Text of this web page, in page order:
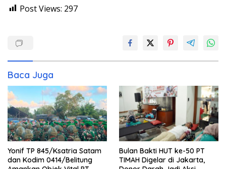
Post Views: 297
Baca Juga
Yonif TP 845/Ksatria Satam
dan Kodim 0414/Belitung
Bulan Bakti HUT ke-50 PT
TIMAH Digelar di Jakarta,